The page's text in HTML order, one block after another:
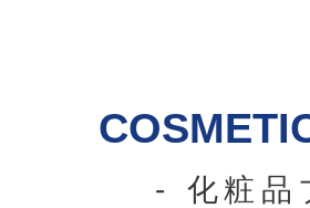
- 化粧品